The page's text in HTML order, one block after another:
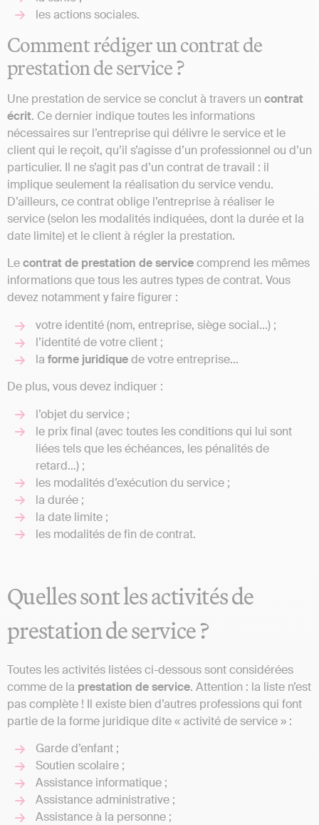
les actions sociales.
Comment rédiger un contrat de
prestation de service ?
Une prestation de service se conclut à travers un contrat
écrit. Ce dernier indique toutes les informations
nécessaires sur l’entreprise qui délivre le service et le
client qui le reçoit, qu’il s’agisse d’un professionnel ou d’un
particulier. Il ne s’agit pas d’un contrat de travail : il
implique seulement la réalisation du service vendu.
D’ailleurs, ce contrat oblige l’entreprise à réaliser le
service (selon les modalités indiquées, dont la durée et la
date limite) et le client à régler la prestation.
Lecontrat de prestation de servicecomprend les mêmes
informations que tous les autres types de contrat. Vous
devez notamment y faire figurer :
votre identité (nom, entreprise, siège social…) ;
l’identité de votre client ;
la forme juridiquede votre entreprise…
De plus, vous devez indiquer :
l’objet du service ;
le prix final (avec toutes les conditions qui lui sont
liées tels que les échéances, les pénalités de
retard…) ;
les modalités d’exécution du service ;
la durée ;
la date limite ;
les modalités de fin de contrat.
Quelles sont les activités de
prestation de service ?
Toutes les activités listées ci-dessous sont considérées
comme de la prestation de service. Attention : la liste n’est
pas complète ! Il existe bien d’autres professions qui font
partie de la forme juridique dite « activité de service » :
Garde d’enfant ;
Soutien scolaire ;
Assistance informatique ;
Assistance administrative ;
Assistance à la personne ;